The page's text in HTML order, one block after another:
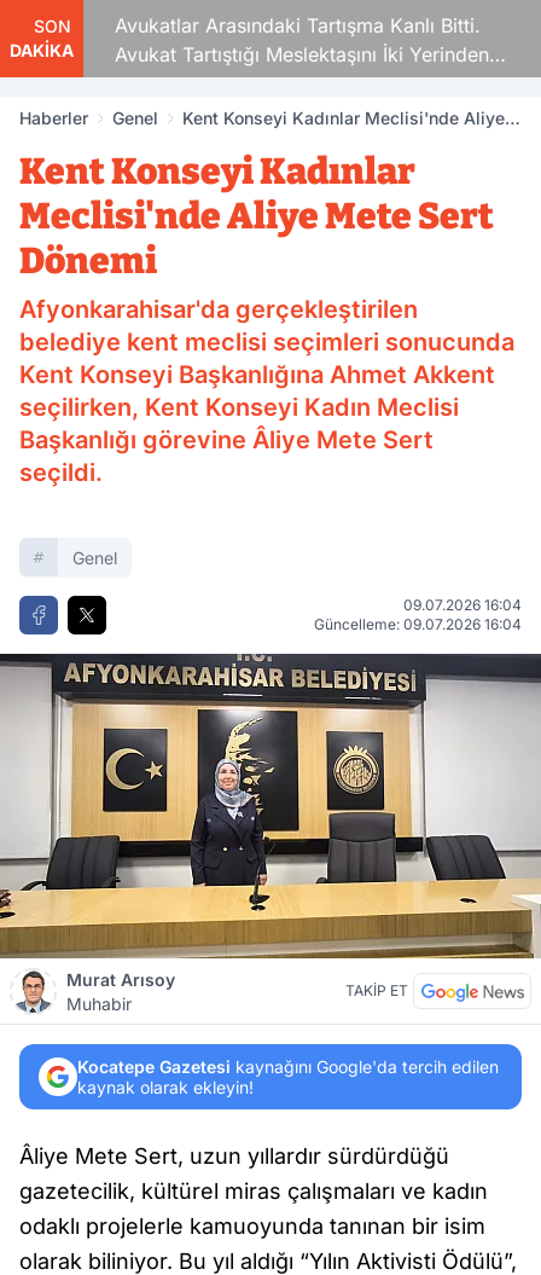
SON
DAKİKA
Avukatlar Arasındaki Tartışma Kanlı Bitti.
Avukat Tartıştığı Meslektaşını İki Yerinden
Vurdu
Haberler Genel
Kent Konseyi Kadınlar Meclisi'nde Aliye
Kent Konseyi Kadınlar
Meclisi'nde Aliye Mete Sert
Dönemi
Afyonkarahisar'da gerçekleştirilen
belediye kent meclisi seçimleri sonucunda
Kent Konseyi Başkanlığına Ahmet Akkent
seçilirken, Kent Konseyi Kadın Meclisi
Başkanlığı görevine Âliye Mete Sert
seçildi.
Genel
09.07.2026 16:04
Güncelleme: 09.07.2026 16:04
Murat Arısoy
Muhabir
TAKİP ET
Kocatepe Gazetesi kaynağını Google'da tercih edilen
kaynak olarak ekleyin!
Âliye Mete Sert, uzun yıllardır sürdürdüğü
gazetecilik, kültürel miras çalışmaları ve kadın
odaklı projelerle kamuoyunda tanınan bir isim
olarak biliniyor. Bu yıl aldığı “Yılın Aktivisti Ödülü”,